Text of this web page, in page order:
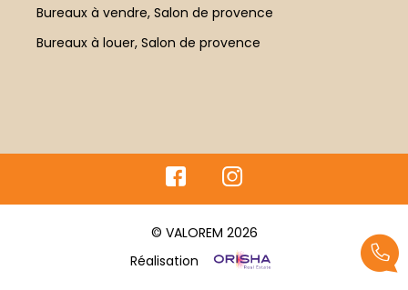
Bureaux à vendre, Salon de provence
Bureaux à louer, Salon de provence
© VALOREM 2026
Réalisation